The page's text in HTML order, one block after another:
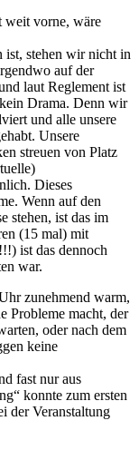
weit vorne, wäre
ist, stehen wir nicht in
auf der
laut Reglement ist
Drama. Denn wir
und alle unsere
Unsere
streuen von Platz
Dieses
Wenn auf den
stehen, ist das im
(15 mal) mit
ist das dennoch
war.
zunehmend warm,
Probleme macht, der
oder nach dem
keine
fast nur aus
konnte zum ersten
der Veranstaltung